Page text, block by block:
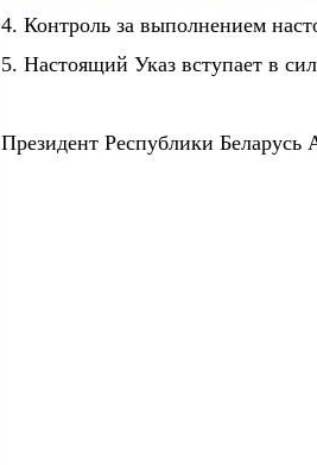
4. Контроль за выполнением
5. Настоящий Указ вступает в
Президент Республики